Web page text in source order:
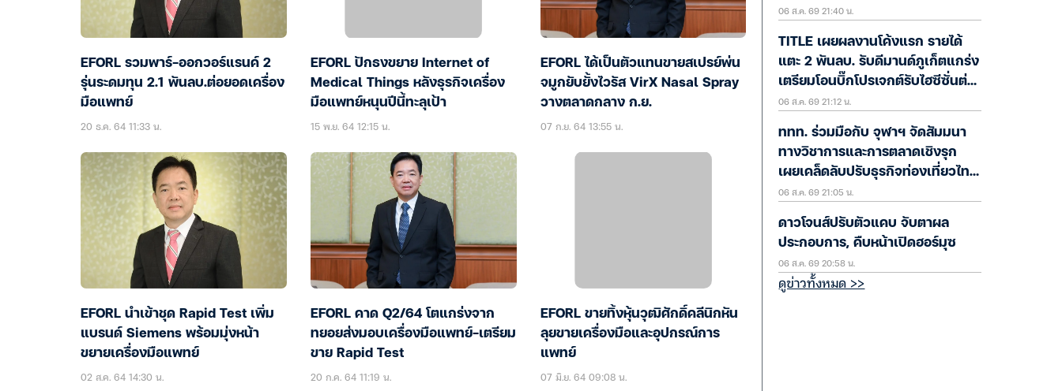
EFORL รวมพาร์-ออกวอร์แรนค์ 2
รุ่นระดมทุน 2.1 พันลบ.ต่อยอดเครื่อง
มือแพทย์
20 ธ.ค. 64 11:33 น.
EFORL ปักธงขยาย Internet of
Medical Things หลังธุรกิจเครื่อง
มือแพทย์หนุนปีนี้ทะลุเป้า
15 พ.ย. 64 12:15 น.
EFORL ได้เป็นตัวแทนขายสเปรย์พ่น
จมูกยับยั้งไวรัส VirX Nasal Spray
วางตลาดกลาง ก.ย.
07 ก.ย. 64 13:55 น.
EFORL นำเข้าชุด Rapid Test เพิ่ม
แบรนด์ Siemens พร้อมมุ่งหน้า
ขยายเครื่องมือแพทย์
02 ส.ค. 64 14:30 น.
EFORL คาด Q2/64 โตแกร่งจาก
ทยอยส่งมอบเครื่องมือแพทย์-เตรียม
ขาย Rapid Test
20 ก.ค. 64 11:19 น.
EFORL ขายทิ้งหุ้นวุฒิศักดิ์คลีนิกหัน
ลุยขายเครื่องมือและอุปกรณ์การ
แพทย์
07 มิ.ย. 64 09:08 น.
06 ส.ค. 69 21:40 น.
TITLE เผยผลงานโค้งแรก รายได้
แตะ 2 พันลบ. รับดีมานด์ภูเก็ตแกร่ง
เตรียมโอนบิ๊กโปรเจกต์รับไฮซีซั่นต่อ
H2/69
06 ส.ค. 69 21:12 น.
ททท. ร่วมมือกับ จุฬาฯ จัดสัมมนา
ทางวิชาการและการตลาดเชิงรุก
เผยเคล็ดลับปรับธุรกิจท่องเที่ยวไทย
“ขายได้ ขายดี ขายนาน”
06 ส.ค. 69 21:05 น.
ดาวโจนส์ปรับตัวแคบ จับตาผล
ประกอบการ, คืบหน้าเปิดฮอร์มุซ
06 ส.ค. 69 20:58 น.
ดูข่าวทั้งหมด >>